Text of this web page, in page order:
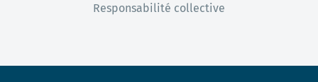
Responsabilité collective